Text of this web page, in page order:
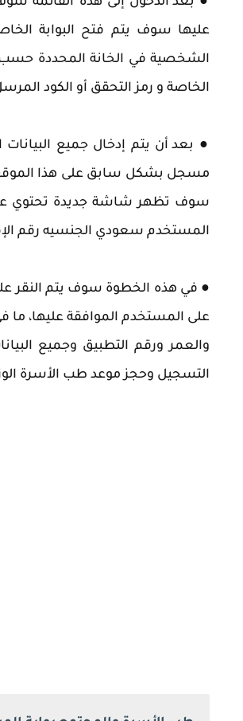
عليها سوف يتم فتح البوابة
الشخصية في الخانة المحددة حسب
الخاصة و رمز التحقق أو الكود
● بعد أن يتم إدخال جميع
مسجل بشكل سابق على هذا الموقع،
سوف تظهر شاشة جديدة تحتوي
المستخدم سعودي الجنسيه رقم
● في هذه الخطوة سوف يتم النقر
على المستخدم الموافقة عليها،
والعمر ورقم التطبيق وجميع
التسجيل وحجز موعد طب الأسرة